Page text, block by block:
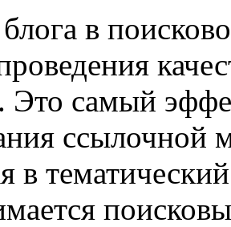
в
Это самый
ссылочной
в